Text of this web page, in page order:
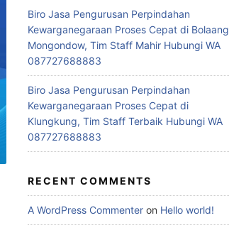
Biro Jasa Pengurusan Perpindahan
Kewarganegaraan Proses Cepat di Bolaang
Mongondow, Tim Staff Mahir Hubungi WA
087727688883
Biro Jasa Pengurusan Perpindahan
Kewarganegaraan Proses Cepat di
Klungkung, Tim Staff Terbaik Hubungi WA
087727688883
RECENT COMMENTS
A WordPress Commenter on Hello world!